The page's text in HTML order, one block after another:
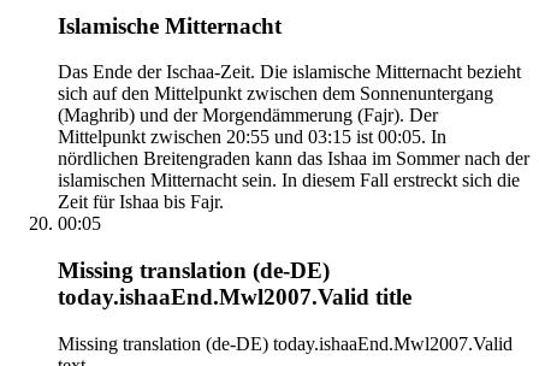
Islamische Mitternacht
Das Ende der Ischaa-Zeit. Die islamische Mitternacht bezieht
sich auf den Mittelpunkt zwischen dem Sonnenuntergang
(Maghrib) und der Morgendämmerung (Fajr). Der
Mittelpunkt zwischen 20:55 und 03:15 ist 00:05. In
nördlichen Breitengraden kann das Ishaa im Sommer nach der
islamischen Mitternacht sein. In diesem Fall erstreckt sich die
Zeit für Ishaa bis Fajr.
00:05
Missing translation (de-DE)
today.ishaaEnd.Mwl2007.Valid title
Missing translation (de-DE) today.ishaaEnd.Mwl2007.Valid